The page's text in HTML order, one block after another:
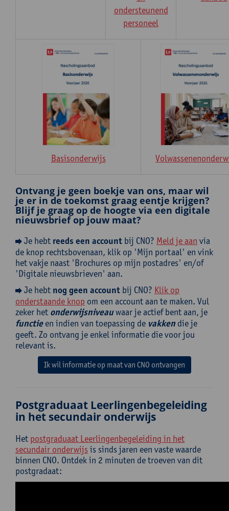
ondersteunend
personeel
Basisonderwijs
Ontvang je geen boekje van ons, maar wil
je er in de toekomst graag eentje krijgen?
Blijf je graag op de hoogte via een digitale
nieuwsbrief op jouw maat?
Je hebt reeds een account bij CNO? Meld je aan via
de knop rechtsbovenaan, klik op 'Mijn portaal' en vink
het vakje naast 'Brochures op mijn postadres' en/of
'Digitale nieuwsbrieven' aan.
Je hebt nog geen account bij CNO? Klik op
onderstaande knop om een account aan te maken. Vul
zeker het onderwijsniveauwaar je actief bent aan, je
functieen indien van toepassing de vakkendie je
geeft. Zo ontvang je enkel informatie die voor jou
relevant is.
Ik wil informatie op maat van CNO ontvangen
Postgraduaat Leerlingenbegeleiding
in het secundair onderwijs
Het postgraduaat Leerlingenbegeleiding in het
secundair onderwijsis sinds jaren een vaste waarde
binnen CNO. Ontdek in 2 minuten de troeven van dit
postgradaat: